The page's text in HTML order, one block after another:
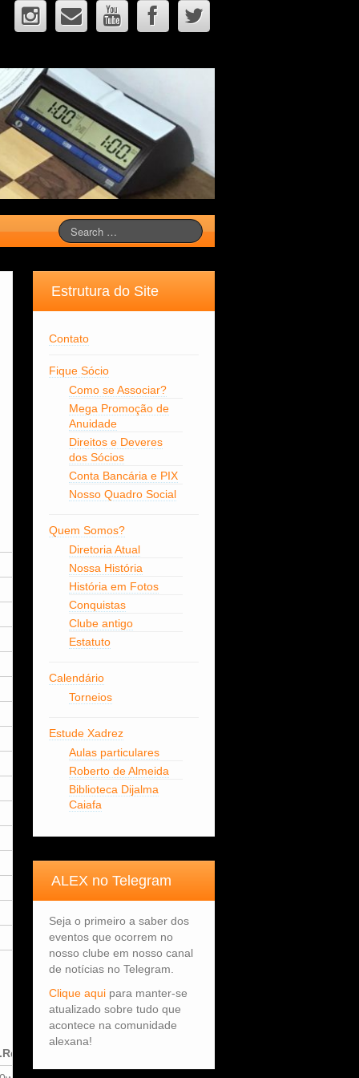
MBIM
Estrutura do Site
Contato
Fique Sócio
Como se Associar?
Mega Promoção de
Anuidade
Direitos e Deveres
dos Sócios
Conta Bancária e PIX
Nosso Quadro Social
Quem Somos?
Diretoria Atual
Nossa História
História em Fotos
Conquistas
Clube antigo
Estatuto
Calendário
Torneios
Estude Xadrez
Aulas particulares
Roberto de Almeida
Biblioteca Dijalma
Caiafa
ALEX no Telegram
Seja o primeiro a saber dos
eventos que ocorrem no
nosso clube em nosso canal
de notícias no Telegram.
Clique aquipara manter-se
atualizado sobre tudo que
acontece na comunidade
alexana!